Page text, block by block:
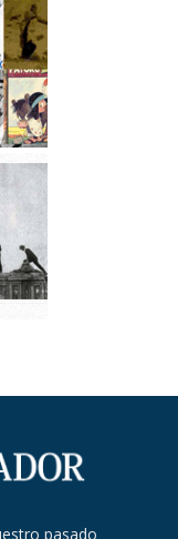
pasado